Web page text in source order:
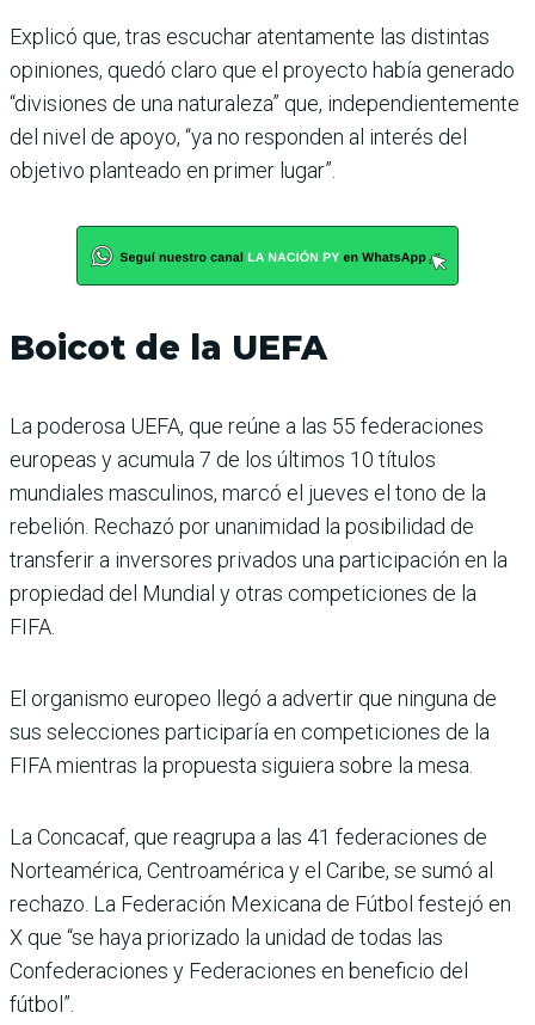
Explicó que, tras escuchar atentamente las distintas
opiniones, quedó claro que el proyecto había generado
“divisiones de una naturaleza” que, independientemente
del nivel de apoyo, “ya no responden al interés del
objetivo planteado en primer lugar”.
Boicot de la UEFA
La poderosa UEFA, que reúne a las 55 federaciones
europeas y acumula 7 de los últimos 10 títulos
mundiales masculinos, marcó el jueves el tono de la
rebelión. Rechazó por unanimidad la posibilidad de
transferir a inversores privados una participación en la
propiedad del Mundial y otras competiciones de la
FIFA.
El organismo europeo llegó a advertir que ninguna de
sus selecciones participaría en competiciones de la
FIFA mientras la propuesta siguiera sobre la mesa.
La Concacaf, que reagrupa a las 41 federaciones de
Norteamérica, Centroamérica y el Caribe, se sumó al
rechazo. La Federación Mexicana de Fútbol festejó en
X que “se haya priorizado la unidad de todas las
Confederaciones y Federaciones en beneficio del
fútbol”.